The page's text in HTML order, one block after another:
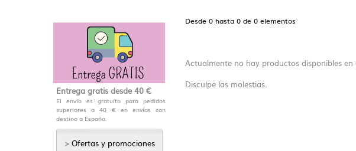
Entrega gratis desde 40 €
El envío es gratuíto para pedidos
superiores a 40 € en envíos con
destino a España.
> Ofertas y promociones
Desde 0 hasta 0 de 0 elementos
Actualmente no hay productos disponibles en
Disculpe las molestias.